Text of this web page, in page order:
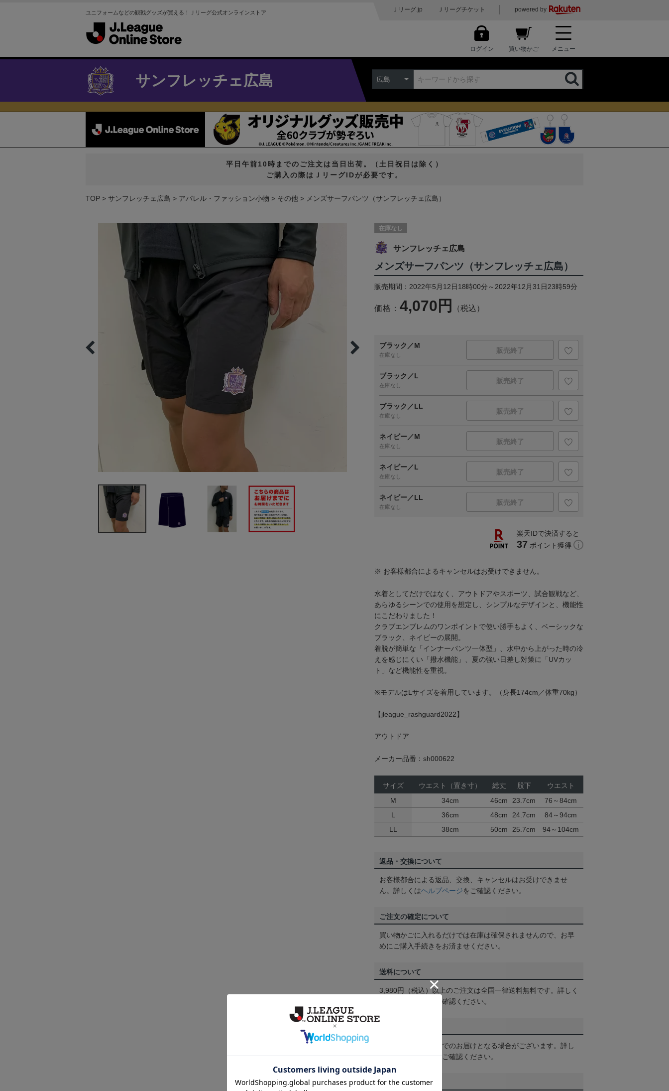
ユニフォームなどの観戦グッズが買える！Ｊリーグ公式オンラインストア Ｊリーグ.jp Ｊリーグチケット powered by
ログイン 買い物かご メニュー
サンフレッチェ広島 広島
平日午前10時までのご注文は当日出荷。（土日祝日は除く）
ご購入の際はＪリーグIDが必要です。
TOP サンフレッチェ広島 アパレル・ファッション小物 その他 メンズサーフパンツ（サンフレッチェ広島）
在庫なし
サンフレッチェ広島
メンズサーフパンツ（サンフレッチェ広島）
販売期間：2022年5月12日18時00分～2022年12月31日23時59分
価格： 4,070円 （税込）
ブラック／M
在庫なし
販売終了
ブラック／L
在庫なし
販売終了
ブラック／LL
在庫なし
販売終了
ネイビー／M
在庫なし
販売終了
ネイビー／L
在庫なし
販売終了
ネイビー／LL
在庫なし
販売終了
楽天IDで決済すると
37 ポイント獲得
※ お客様都合によるキャンセルはお受けできません。
水着としてだけではなく、アウトドアやスポーツ、試合観戦など、
あらゆるシーンでの使用を想定し、シンプルなデザインと、機能性
にこだわりました！
クラブエンブレムのワンポイントで使い勝手もよく、ベーシックな
ブラック、ネイビーの展開。
着脱が簡単な「インナーパンツ一体型」、水中から上がった時の冷
えを感じにくい「撥水機能」、夏の強い日差し対策に「UVカッ
ト」など機能性を重視。
※モデルはLサイズを着用しています。（身長174cm／体重70kg）
【jleague_rashguard2022】
アウトドア
メーカー品番：sh000622
サイズ ウエスト（置き寸） 総丈 股下
ウエスト
M
34cm 46cm 23.7cm
76～84cm
L
36cm 48cm 24.7cm
84～94cm
LL
38cm 50cm 25.7cm 94～104cm
返品・交換について
お客様都合による返品、交換、キャンセルはお受けできませ
ん。詳しくはヘルプページをご確認ください。
ご注文の確定について
買い物かごに入れるだけでは在庫は確保されませんので、お早
めにご購入手続きをお済ませください。
送料について
3,980円（税込）以上のご注文は全国一律送料無料です。詳しく
をご確認ください。
一部商品はメール便でのお届けとなる場合がございます。詳し
くはヘルプページをご確認ください。
商品について